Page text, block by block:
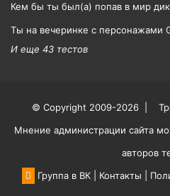
Кем бы ты был(а) попав в мир
Ты на вечеринке с персонажами
И еще 43 тестов
© Copyright 2009-2026 |
Мнение администрации сайта
авторов
Группа в ВК
Контакты